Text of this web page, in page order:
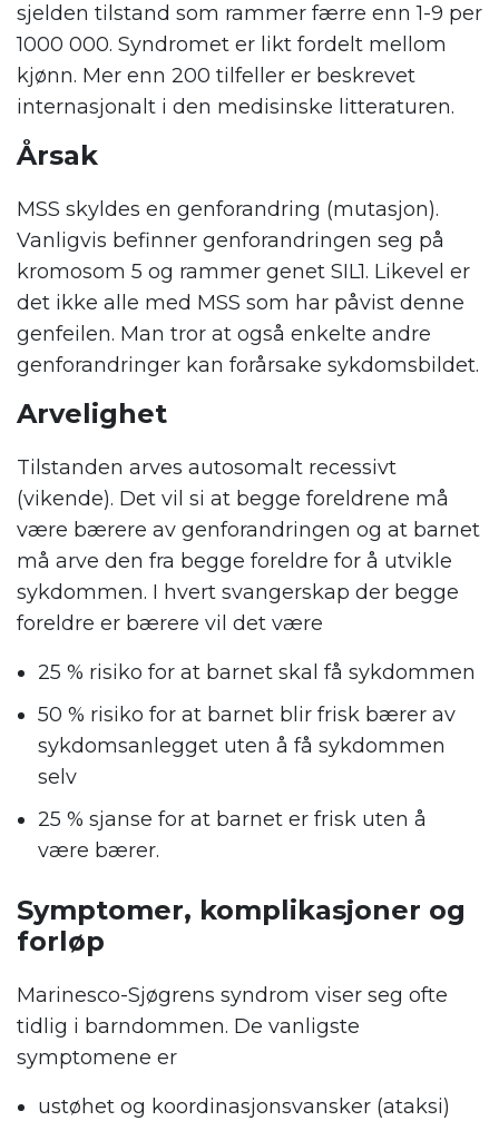
sjelden tilstand som rammer færre enn 1-9 per
1000 000. Syndromet er likt fordelt mellom
kjønn. Mer enn 200 tilfeller er beskrevet
internasjonalt i den medisinske litteraturen.
Årsak
MSS skyldes en genforandring (mutasjon).
Vanligvis befinner genforandringen seg på
kromosom 5 og rammer genet SIL1. Likevel er
det ikke alle med MSS som har påvist denne
genfeilen. Man tror at også enkelte andre
genforandringer kan forårsake sykdomsbildet.
Arvelighet
Tilstanden arves autosomalt recessivt
(vikende). Det vil si at begge foreldrene må
være bærere av genforandringen og at barnet
må arve den fra begge foreldre for å utvikle
sykdommen. I hvert svangerskap der begge
foreldre er bærere vil det være
25 % risiko for at barnet skal få sykdommen
50 % risiko for at barnet blir frisk bærer av
sykdomsanlegget uten å få sykdommen
selv
25 % sjanse for at barnet er frisk uten å
være bærer.
Symptomer, komplikasjoner og
forløp
Marinesco-Sjøgrens syndrom viser seg ofte
tidlig i barndommen. De vanligste
symptomene er
ustøhet og koordinasjonsvansker (ataksi)